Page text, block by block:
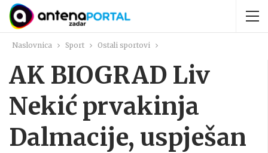
Naslovnica Sport Ostali sportovi
AK BIOGRAD Liv
Nekić prvakinja
Dalmacije, uspješan